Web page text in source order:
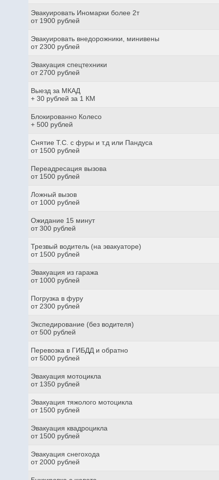
Эвакуировать Иномарки более 2т
от 1900 рублей
Эвакуировать внедорожники, минивены
от 2300 рублей
Эвакуация спецтехники
от 2700 рублей
Выезд за МКАД
+ 30 рублей за 1 КМ
Блокированно Колесо
+ 500 рублей
Снятие Т.С. с фуры и т.д или Пандуса
от 1500 рублей
Переадресация вызова
от 1500 рублей
Ложный вызов
от 1000 рублей
Ожидание 15 минут
от 300 рублей
Трезвый водитель (на эвакуаторе)
от 1500 рублей
Эвакуация из гаража
от 1000 рублей
Погрузка в фуру
от 2300 рублей
Экспедирование (без водителя)
от 500 рублей
Перевозка в ГИБДД и обратно
от 5000 рублей
Эвакуация мотоцикла
от 1350 рублей
Эвакуация тяжолого мотоцикла
от 1500 рублей
Эвакуация квадроцикла
от 1500 рублей
Эвакуация снегохода
от 2000 рублей